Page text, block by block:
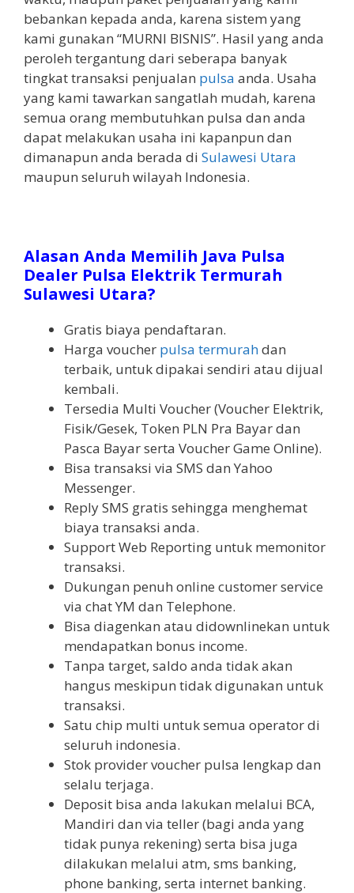
bebankan kepada anda, karena sistem yang
kami gunakan “MURNI BISNIS”. Hasil yang anda
peroleh tergantung dari seberapa banyak
tingkat transaksi penjualan pulsa anda. Usaha
yang kami tawarkan sangatlah mudah, karena
semua orang membutuhkan pulsa dan anda
dapat melakukan usaha ini kapanpun dan
dimanapun anda berada di Sulawesi Utara
maupun seluruh wilayah Indonesia.
Alasan Anda Memilih Java Pulsa
Dealer Pulsa Elektrik Termurah
Sulawesi Utara?
Gratis biaya pendaftaran.
Harga voucher pulsa termurahdan
terbaik, untuk dipakai sendiri atau dijual
kembali.
Tersedia Multi Voucher (Voucher Elektrik,
Fisik/Gesek, Token PLN Pra Bayar dan
Pasca Bayar serta Voucher Game Online).
Bisa transaksi via SMS dan Yahoo
Messenger.
Reply SMS gratis sehingga menghemat
biaya transaksi anda.
Support Web Reporting untuk memonitor
transaksi.
Dukungan penuh online customer service
via chat YM dan Telephone.
Bisa diagenkan atau didownlinekan untuk
mendapatkan bonus income.
Tanpa target, saldo anda tidak akan
hangus meskipun tidak digunakan untuk
transaksi.
Satu chip multi untuk semua operator di
seluruh indonesia.
Stok provider voucher pulsa lengkap dan
selalu terjaga.
Deposit bisa anda lakukan melalui BCA,
Mandiri dan via teller (bagi anda yang
tidak punya rekening) serta bisa juga
dilakukan melalui atm, sms banking,
phone banking, serta internet banking.